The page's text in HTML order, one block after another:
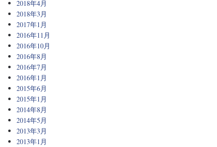
2018年4月
2018年3月
2017年1月
2016年11月
2016年10月
2016年8月
2016年7月
2016年1月
2015年6月
2015年1月
2014年8月
2014年5月
2013年3月
2013年1月